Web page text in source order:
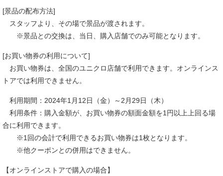
[景品の配布方法]
スタッフより、その場で景品が渡されます。
※景品との交換は、当日、購入店舗でのみ可能となります。
[お買い物券の利用について]
お買い物券は、全国のユニクロ店舗で利用できます。オンラインス
トアでは利用できません。
利用期間：2024年1月12日（金）～2月29日（木）
利用条件：購入金額が、お買い物券の額面金額を1円以上上回る場
合に利用できます。
※1回の会計で利用できるお買い物券は1枚となります。
※他クーポンとの併用はできません。
【オンラインストアで購入の場合】